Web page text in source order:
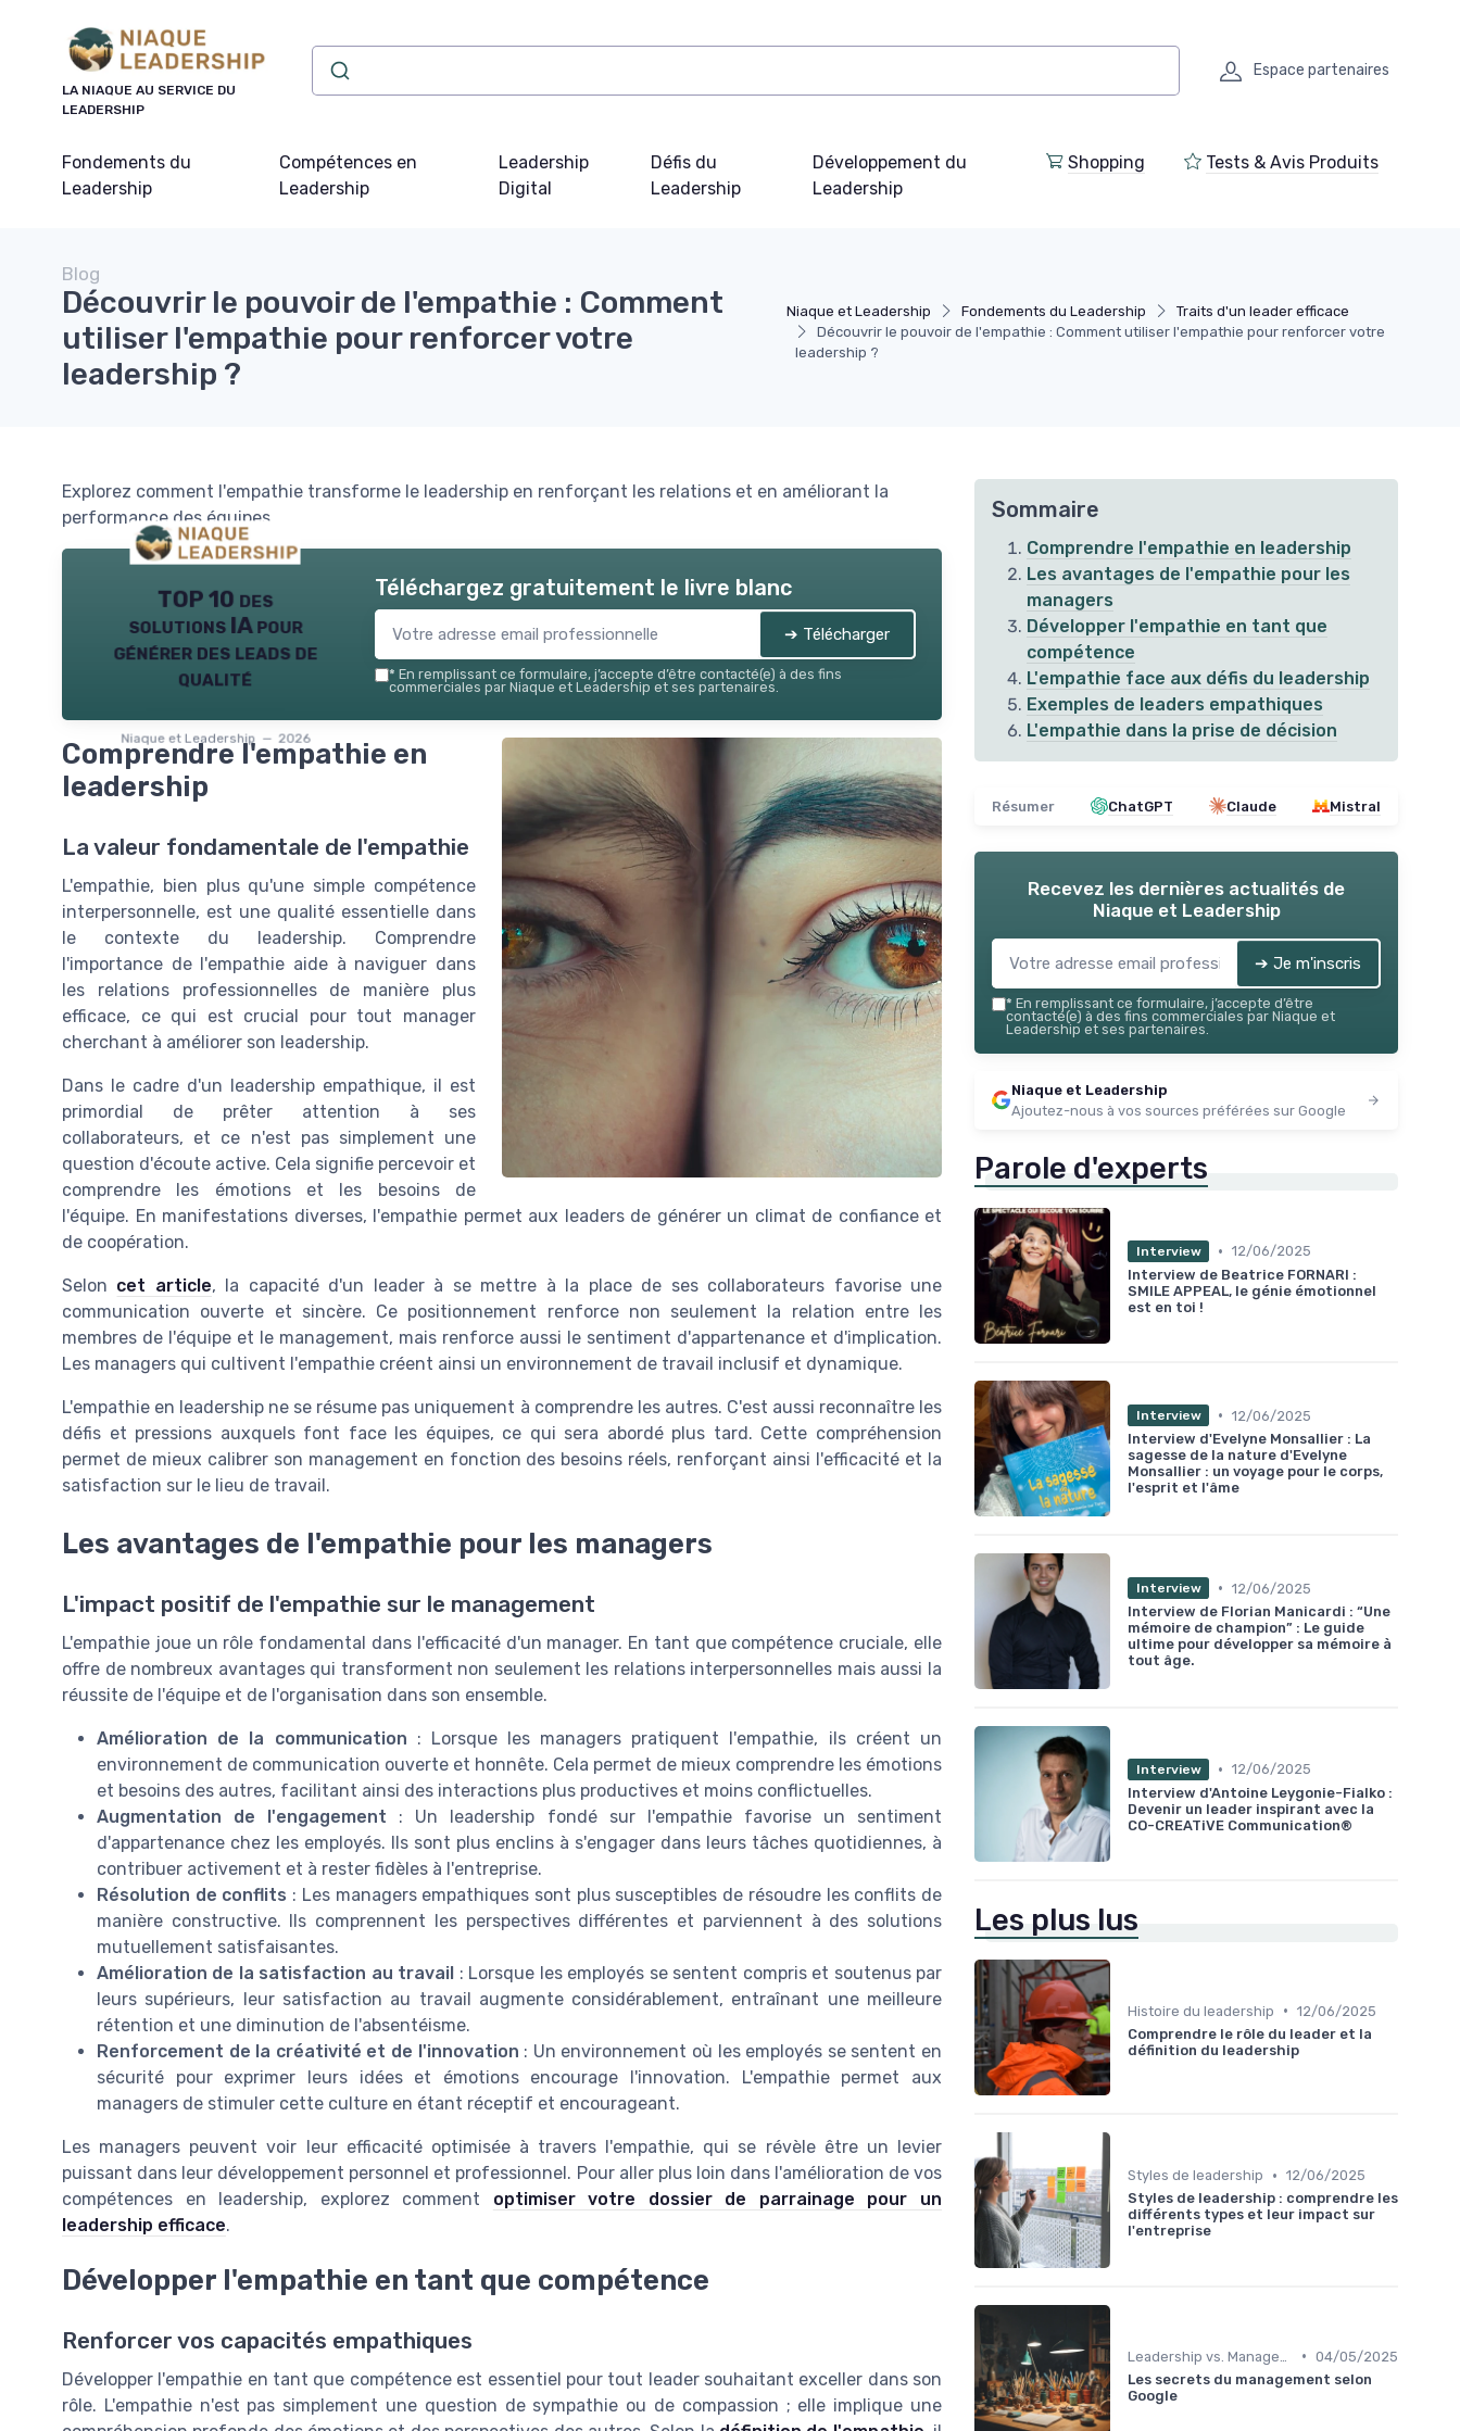
LA NIAQUE AU SERVICE DU
LEADERSHIP
Espace partenaires
Fondements du
Leadership
Compétences en
Leadership
Leadership
Digital
Défis du
Leadership
Développement du
Leadership
Shopping Tests & Avis Produits
Niaque et Leadership Fondements du Leadership
Traits d'un leader efficace
Découvrir le pouvoir de l'empathie : Comment utiliser l'empathie pour renforcer votre
leadership ?
Blog
Découvrir le pouvoir de l'empathie : Comment
utiliser l'empathie pour renforcer votre
leadership ?
Explorez comment l'empathie transforme le leadership en renforçant les relations et en améliorant la
performance des équipes.
TOP 10 des
solutions IA pour
générer des leads de
qualité
Niaque et Leadership — 2026
Téléchargez gratuitement le livre blanc
➔ Télécharger
* En remplissant ce formulaire, j’accepte d’être contacté(e) à des fins
commerciales par Niaque et Leadership et ses partenaires.
Comprendre l'empathie en
leadership
La valeur fondamentale de l'empathie
L'empathie, bien plus qu'une simple compétence
interpersonnelle, est une qualité essentielle dans
le contexte du leadership. Comprendre
l'importance de l'empathie aide à naviguer dans
les relations professionnelles de manière plus
efficace, ce qui est crucial pour tout manager
cherchant à améliorer son leadership.
Dans le cadre d'un leadership empathique, il est
primordial de prêter attention à ses
collaborateurs, et ce n'est pas simplement une
question d'écoute active. Cela signifie percevoir et
comprendre les émotions et les besoins de
l'équipe. En manifestations diverses, l'empathie permet aux leaders de générer un climat de confiance et
de coopération.
Selon cet article, la capacité d'un leader à se mettre à la place de ses collaborateurs favorise une
communication ouverte et sincère. Ce positionnement renforce non seulement la relation entre les
membres de l'équipe et le management, mais renforce aussi le sentiment d'appartenance et d'implication.
Les managers qui cultivent l'empathie créent ainsi un environnement de travail inclusif et dynamique.
L'empathie en leadership ne se résume pas uniquement à comprendre les autres. C'est aussi reconnaître les
défis et pressions auxquels font face les équipes, ce qui sera abordé plus tard. Cette compréhension
permet de mieux calibrer son management en fonction des besoins réels, renforçant ainsi l'efficacité et la
satisfaction sur le lieu de travail.
Les avantages de l'empathie pour les managers
L'impact positif de l'empathie sur le management
L'empathie joue un rôle fondamental dans l'efficacité d'un manager. En tant que compétence cruciale, elle
offre de nombreux avantages qui transforment non seulement les relations interpersonnelles mais aussi la
réussite de l'équipe et de l'organisation dans son ensemble.
Amélioration de la communication : Lorsque les managers pratiquent l'empathie, ils créent un
environnement de communication ouverte et honnête. Cela permet de mieux comprendre les émotions
et besoins des autres, facilitant ainsi des interactions plus productives et moins conflictuelles.
Augmentation de l'engagement : Un leadership fondé sur l'empathie favorise un sentiment
d'appartenance chez les employés. Ils sont plus enclins à s'engager dans leurs tâches quotidiennes, à
contribuer activement et à rester fidèles à l'entreprise.
Résolution de conflits : Les managers empathiques sont plus susceptibles de résoudre les conflits de
manière constructive. Ils comprennent les perspectives différentes et parviennent à des solutions
mutuellement satisfaisantes.
Amélioration de la satisfaction au travail : Lorsque les employés se sentent compris et soutenus par
leurs supérieurs, leur satisfaction au travail augmente considérablement, entraînant une meilleure
rétention et une diminution de l'absentéisme.
Renforcement de la créativité et de l'innovation : Un environnement où les employés se sentent en
sécurité pour exprimer leurs idées et émotions encourage l'innovation. L'empathie permet aux
managers de stimuler cette culture en étant réceptif et encourageant.
Les managers peuvent voir leur efficacité optimisée à travers l'empathie, qui se révèle être un levier
puissant dans leur développement personnel et professionnel. Pour aller plus loin dans l'amélioration de vos
compétences en leadership, explorez comment optimiser votre dossier de parrainage pour un
leadership efficace.
Développer l'empathie en tant que compétence
Renforcer vos capacités empathiques
Développer l'empathie en tant que compétence est essentiel pour tout leader souhaitant exceller dans son
rôle. L'empathie n'est pas simplement une question de sympathie ou de compassion ; elle implique une
Sommaire
Comprendre l'empathie en leadership
Les avantages de l'empathie pour les
managers
Développer l'empathie en tant que
compétence
L'empathie face aux défis du leadership
Exemples de leaders empathiques
L'empathie dans la prise de décision
Résumer ChatGPT Claude Mistral
Recevez les dernières actualités de
Niaque et Leadership
➔ Je m'inscris
* En remplissant ce formulaire, j’accepte d’être
contacté(e) à des fins commerciales par Niaque et
Leadership et ses partenaires.
Niaque et Leadership
Ajoutez-nous à vos sources préférées sur Google
Parole d'experts
Interview • 12/06/2025
Interview de Beatrice FORNARI :
SMILE APPEAL, le génie émotionnel
est en toi !
Interview • 12/06/2025
Interview d'Evelyne Monsallier : La
sagesse de la nature d'Evelyne
Monsallier : un voyage pour le corps,
l'esprit et l'âme
Interview • 12/06/2025
Interview de Florian Manicardi : “Une
mémoire de champion” : Le guide
ultime pour développer sa mémoire à
tout âge.
Interview • 12/06/2025
Interview d'Antoine Leygonie-Fialko :
Devenir un leader inspirant avec la
CO-CREATiVE Communication®
Les plus lus
Histoire du leadership • 12/06/2025
Comprendre le rôle du leader et la
définition du leadership
Styles de leadership • 12/06/2025
Styles de leadership : comprendre les
différents types et leur impact sur
l'entreprise
• 04/05/2025
Les secrets du management selon
Google